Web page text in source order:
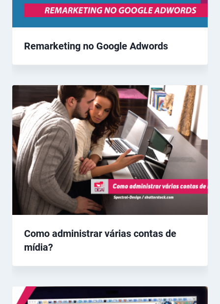
Remarketing no Google Adwords
Como administrar várias contas de
mídia?